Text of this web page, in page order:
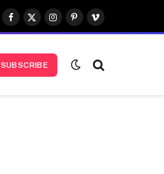
Facebook
X
(Twitter)
Instagram
Pinterest
Vimeo
SUBSCRIBE